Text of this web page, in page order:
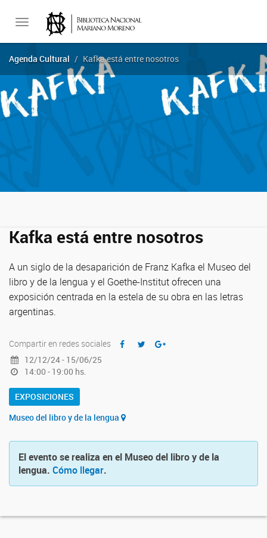
Toggle
navigation
Agenda Cultural Kafka está entre nosotros
Kafka está entre nosotros
A un siglo de la desaparición de Franz Kafka el Museo del
libro y de la lengua y el Goethe-Institut ofrecen una
exposición centrada en la estela de su obra en las letras
argentinas.
Compartir en redes sociales
12/12/24 - 15/06/25
14:00 - 19:00 hs.
EXPOSICIONES
Museo del libro y de la lengua
El evento se realiza en el Museo del libro y de la
lengua. Cómo llegar.